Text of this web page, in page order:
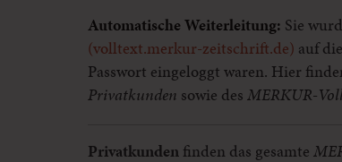
Automatische Weiterleitung: Sie
(volltext.merkur-zeitschrift.de) auf
Passwort eingeloggt waren. Hier
Privatkunden sowie des MERKUR-
Privatkunden finden das gesamte